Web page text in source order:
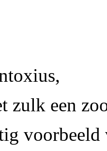
zulk een
voorbeeld